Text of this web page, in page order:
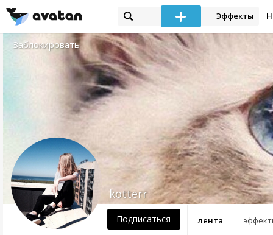
Эффекты
Заблокировать
лента
kotterr
Подписаться